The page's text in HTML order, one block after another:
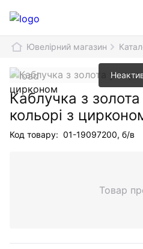
Ювелірний магазин
Каблучка з
кольорі з
Код товару: 01-19097200, б/в
Товар